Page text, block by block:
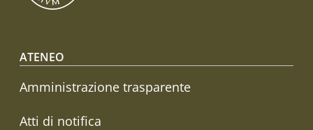
Footer menu
ATENEO
Amministrazione trasparente
Atti di notifica